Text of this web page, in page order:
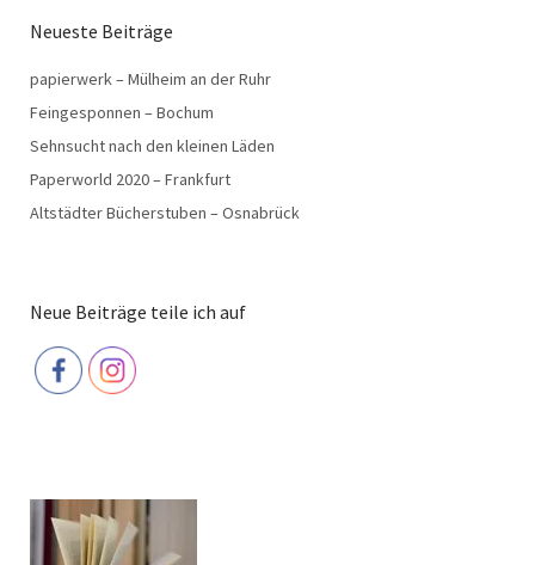
Neueste Beiträge
papierwerk – Mülheim an der Ruhr
Feingesponnen – Bochum
Sehnsucht nach den kleinen Läden
Paperworld 2020 – Frankfurt
Altstädter Bücherstuben – Osnabrück
Neue Beiträge teile ich auf